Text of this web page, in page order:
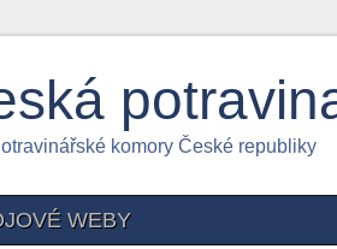
komory České republiky
WEBY